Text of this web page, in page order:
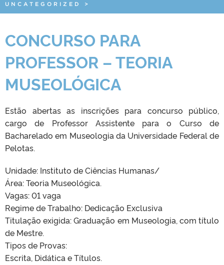
OUVIDORIA
TELEFONES
UNCATEGORIZED >
CONCURSO PARA
PROFESSOR – TEORIA
MUSEOLÓGICA
Estão abertas as inscrições para concurso público,
cargo de Professor Assistente para o Curso de
Bacharelado em Museologia da Universidade Federal de
Pelotas.
Unidade: Instituto de Ciências Humanas/
Área: Teoria Museológica.
Vagas: 01 vaga
Regime de Trabalho: Dedicação Exclusiva
Titulação exigida: Graduação em Museologia, com título
de Mestre.
Tipos de Provas:
Escrita, Didática e Títulos.